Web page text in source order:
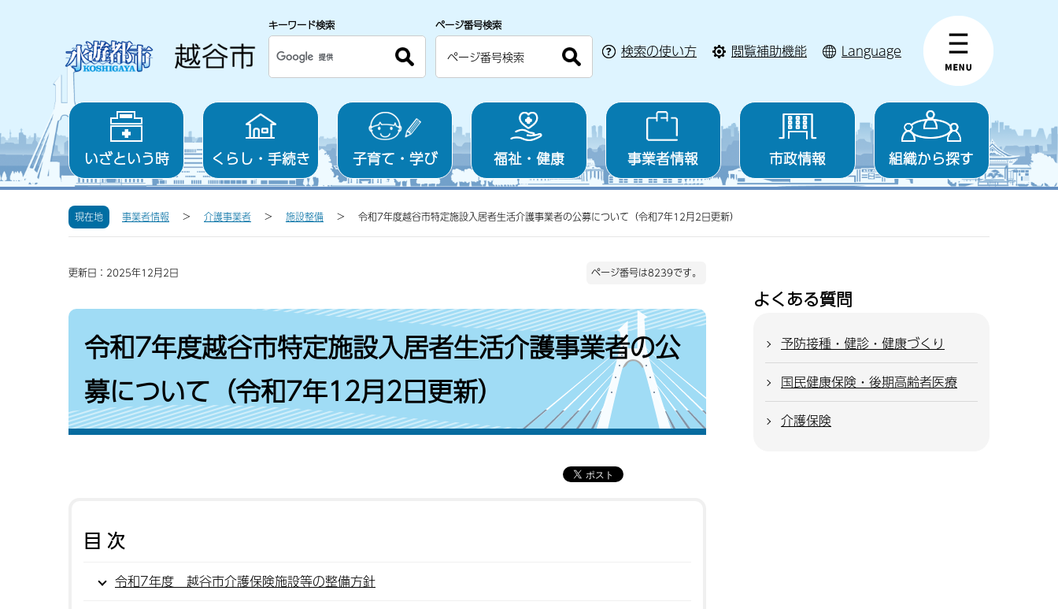
キーワード検索 ページ番号検索
検索の使い方 閲覧補助機能 Language
いざという時 くらし・手続き 子育て・学び 福祉・健康 事業者情報 市政情報 組織から探す
現在地 事業者情報 介護事業者 施設整備 令和7年度越谷市特定施設入居者生活介護事業者の公募について（令和7年12月2日更新）
更新日：2025年12月2日 ページ番号は8239です。
令和7年度越谷市特定施設入居者生活介護事業者の公
募について（令和7年12月2日更新）
目次
令和7年度 越谷市介護保険施設等の整備方針
よくある質問
予防接種・健診・健康づくり
国民健康保険・後期高齢者医療
介護保険